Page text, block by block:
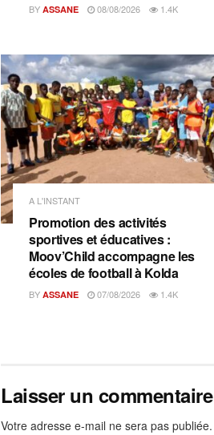
BY ASSANE 08/08/2026 1.4K
A L'INSTANT
Promotion des activités
sportives et éducatives :
Moov’Child accompagne les
écoles de football à Kolda
BY ASSANE 07/08/2026 1.4K
Laisser un commentaire
Votre adresse e-mail ne sera pas publiée.